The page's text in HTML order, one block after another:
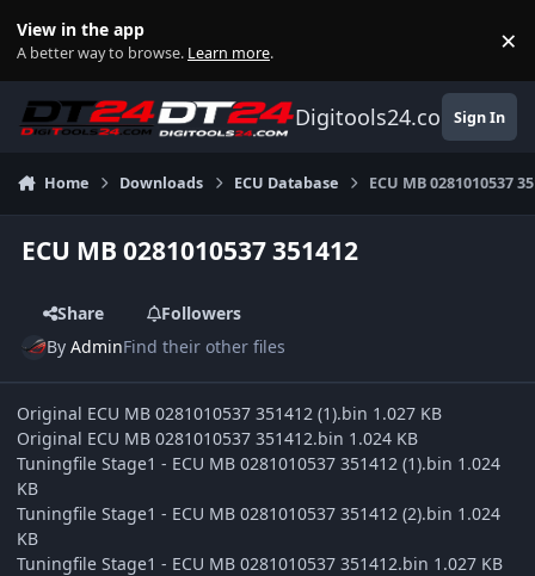
View in the app
A better way to browse. Learn more. ×
Digitools24.comSign In
Home Downloads ECU Database ECU MB 0281010537
ECU MB 0281010537 351412
Share
Followers
ByAdminFind their other files
Original ECU MB 0281010537 351412 (1).bin 1.027 KB
Original ECU MB 0281010537 351412.bin 1.024 KB
Tuningfile Stage1 - ECU MB 0281010537 351412 (1).bin 1.024
KB
Tuningfile Stage1 - ECU MB 0281010537 351412 (2).bin 1.024
KB
Tuningfile Stage1 - ECU MB 0281010537 351412.bin 1.027 KB